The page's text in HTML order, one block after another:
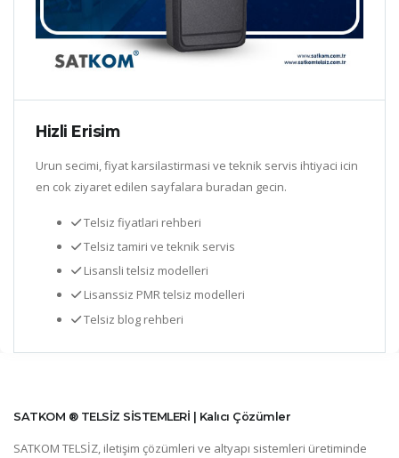
Hizli Erisim
Urun secimi, fiyat karsilastirmasi ve teknik servis ihtiyaci icin
en cok ziyaret edilen sayfalara buradan gecin.
Telsiz fiyatlari rehberi
Telsiz tamiri ve teknik servis
Lisansli telsiz modelleri
Lisanssiz PMR telsiz modelleri
Telsiz blog rehberi
SATKOM ® TELSİZ SİSTEMLERİ | Kalıcı Çözümler
SATKOM TELSİZ, iletişim çözümleri ve altyapı sistemleri üretiminde